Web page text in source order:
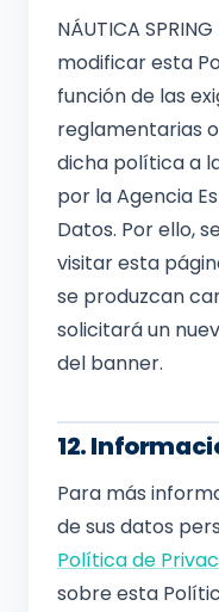
NÁUTICA
modificar esta
función de las
reglamentarias
dicha política a
por la Agencia
Datos. Por ello,
visitar esta
se produzcan
solicitará un
del banner.
12.
Para más
de sus datos
Política de
sobre esta